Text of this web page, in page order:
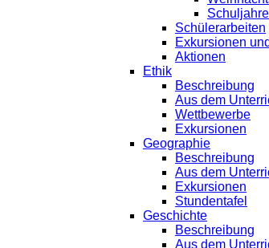
Schülerarbeiten
Exkursionen
Aktionen
Ethik
Beschreibung
Aus dem
Wettbewerbe
Exkursionen
Geographie
Beschreibung
Aus dem
Exkursionen
Stundentafel
Geschichte
Beschreibung
Aus dem